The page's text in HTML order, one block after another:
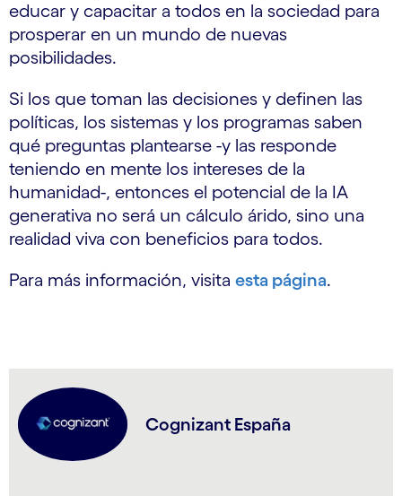
educar y capacitar a todos en la sociedad para
prosperar en un mundo de nuevas
posibilidades.
Si los que toman las decisiones y definen las
políticas, los sistemas y los programas saben
qué preguntas plantearse -y las responde
teniendo en mente los intereses de la
humanidad-, entonces el potencial de la IA
generativa no será un cálculo árido, sino una
realidad viva con beneficios para todos.
Para más información, visita esta página.
Cognizant España